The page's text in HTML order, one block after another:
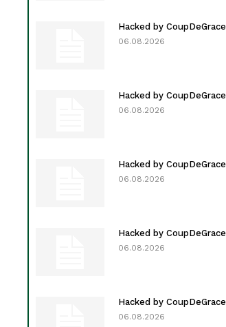
Hacked by CoupDeGrace
06.08.2026
Hacked by CoupDeGrace
06.08.2026
Hacked by CoupDeGrace
06.08.2026
Hacked by CoupDeGrace
06.08.2026
Hacked by CoupDeGrace
06.08.2026